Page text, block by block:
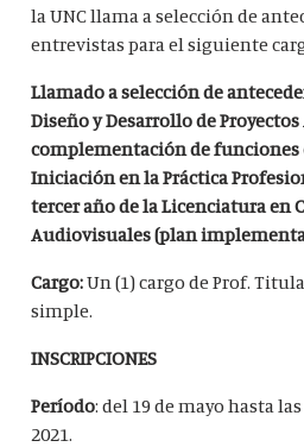
la UNC llama a selección de
entrevistas para el siguiente
Llamado a selección de
Diseño y Desarrollo de
complementación de funciones
Iniciación en la Práctica
tercer año de la Licenciatura en
Audiovisuales (plan
Cargo:Un (1) cargo de Prof.
simple.
INSCRIPCIONES
Período: del 19 de mayo hasta
2021.